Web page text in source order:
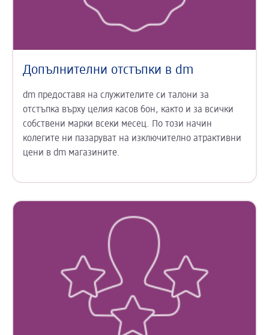
Допълнителни отстъпки в dm
dm предоставя на служителите си талони за
отстъпка върху целия касов бон, както и за всички
собствени марки всеки месец. По този начин
колегите ни пазаруват на изключително атрактивни
цени в dm магазините.